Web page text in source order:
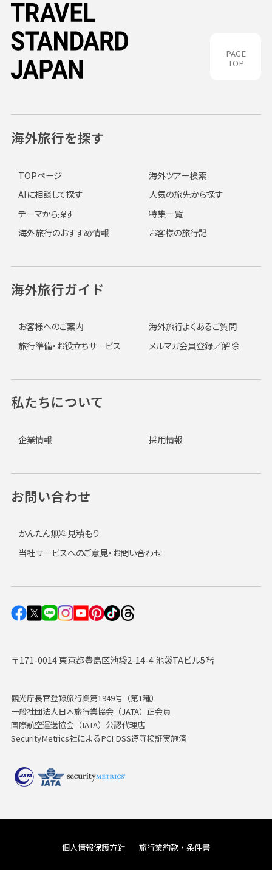
PAGE
TOP
〒171-0014 東京都豊島区池袋2-14-4 池袋TAビル5階
観光庁長官登録旅行業第1949号（第1種）
一般社団法人日本旅行業協会（JATA）正会員
国際航空運送協会（IATA）公認代理店
SecurityMetrics社によるPCI DSS遵守検証実施済
海外旅行を探す
TOPページ
海外ツアー検索
AIに相談して探す
人気の旅先から探す
テーマから探す
特集一覧
海外旅行のおすすめ情報
お客様の旅行記
海外旅行ガイド
お客様へのご案内
海外旅行よくあるご質問
旅行準備・お役立ちサービス
メルマガ会員登録／解除
私たちについて
企業情報 採用情報
お問い合わせ
かんたん無料見積もり
当社サービスへのご意見・お問い合わせ
個人情報保護方針 旅行業約款・条件書